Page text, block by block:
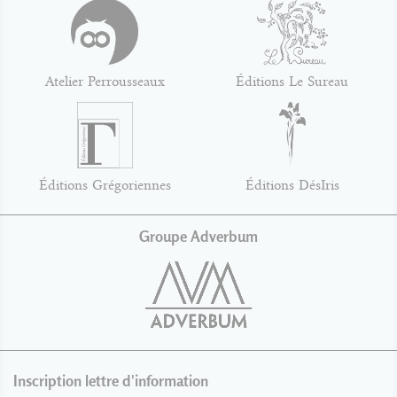
Atelier Perrousseaux Éditions Le Sureau
Éditions Grégoriennes Éditions DésIris
Groupe Adverbum
Inscription lettre d'information